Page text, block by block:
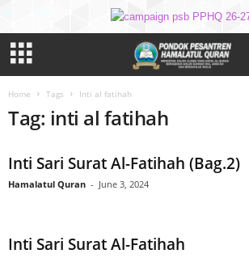
Home Tags Inti al fatihah
Tag: inti al fatihah
Inti Sari Surat Al-Fatihah (Bag.2)
Hamalatul Quran - June 3, 2024
Inti Sari Surat Al-Fatihah